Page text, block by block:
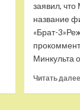
заявил, что
название
«Брат-
Минкульта
Читать далее